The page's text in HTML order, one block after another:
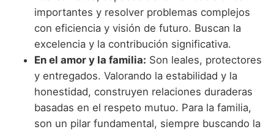
importantes y resolver problemas complejos
con eficiencia y visión de futuro. Buscan la
excelencia y la contribución significativa.
En el amor y la familia: Son leales, protectores
y entregados. Valorando la estabilidad y la
honestidad, construyen relaciones duraderas
basadas en el respeto mutuo. Para la familia,
son un pilar fundamental, siempre buscando la